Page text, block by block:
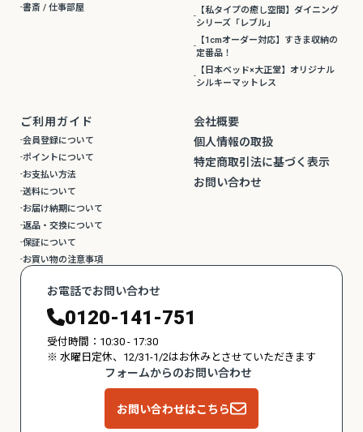
書斎 / 仕事部屋
【私タイプの癒し空間】ダイニング
シリーズ「レブル」
【1cmオーダー対応】すきま収納の
定番品！
【日本ベッド×大正堂】オリジナル
シルキーマットレス
ご利用ガイド
会員登録について
ポイントについて
お支払い方法
送料について
お届け納期について
返品・交換について
保証について
お買い物の注意事項
会社概要
個人情報の取扱
特定商取引法に基づく表示
お問い合わせ
お電話でお問い合わせ
0120-141-751
受付時間：10:30 - 17:30
※ 水曜日定休、12/31-1/2はお休みとさせていただきます
フォームからのお問い合わせ
お問い合わせはこちら